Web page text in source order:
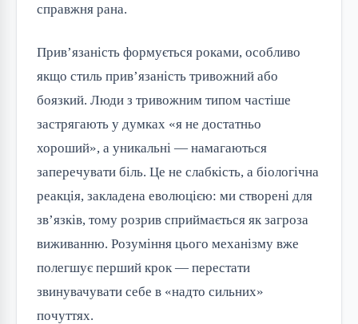
справжня рана.
Прив’язаність формується роками, особливо
якщо стиль прив’язаність тривожний або
боязкий. Люди з тривожним типом частіше
застрягають у думках «я не достатньо
хороший», а уникальні — намагаються
заперечувати біль. Це не слабкість, а біологічна
реакція, закладена еволюцією: ми створені для
зв’язків, тому розрив сприймається як загроза
виживанню. Розуміння цього механізму вже
полегшує перший крок — перестати
звинувачувати себе в «надто сильних»
почуттях.